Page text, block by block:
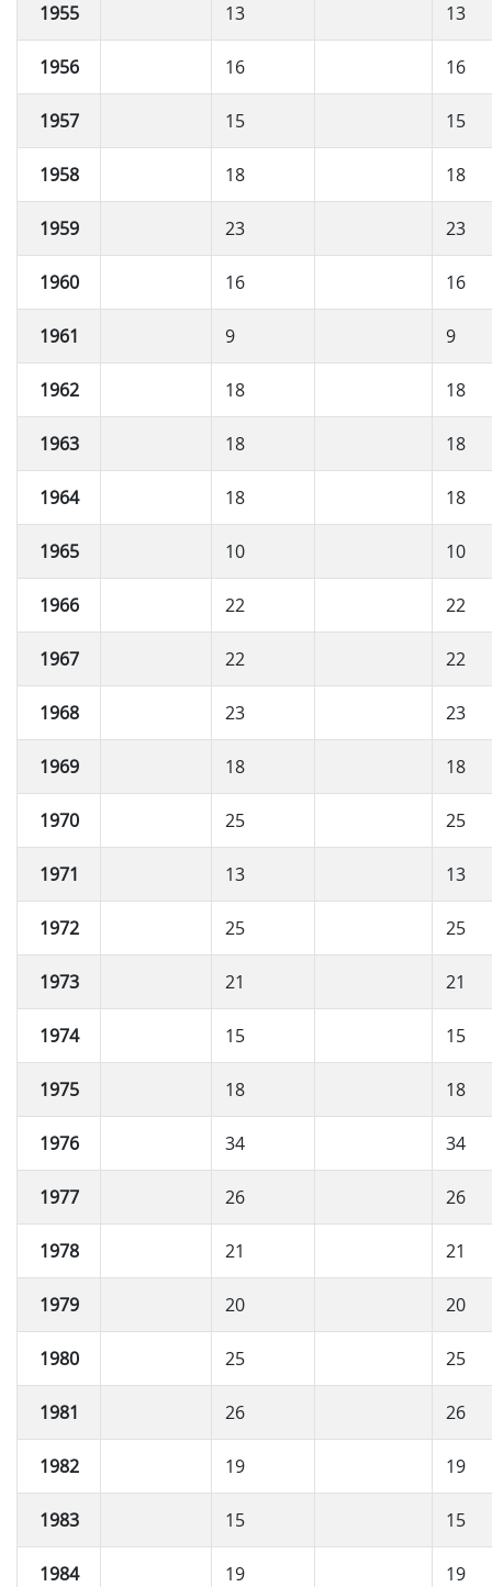
1955 13 13
1956 16 16
1957 15 15
1958 18 18
1959 23 23
1960 16 16
1961 9 9
1962 18 18
1963 18 18
1964 18 18
1965 10 10
1966 22 22
1967 22 22
1968 23 23
1969 18 18
1970 25 25
1971 13 13
1972 25 25
1973 21 21
1974 15 15
1975 18 18
1976 34 34
1977 26 26
1978 21 21
1979 20 20
1980 25 25
1981 26 26
1982 19 19
1983 15 15
1984 19 19